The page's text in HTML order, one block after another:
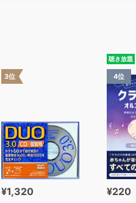
3位
¥1,320
聴き放題
4位
¥220